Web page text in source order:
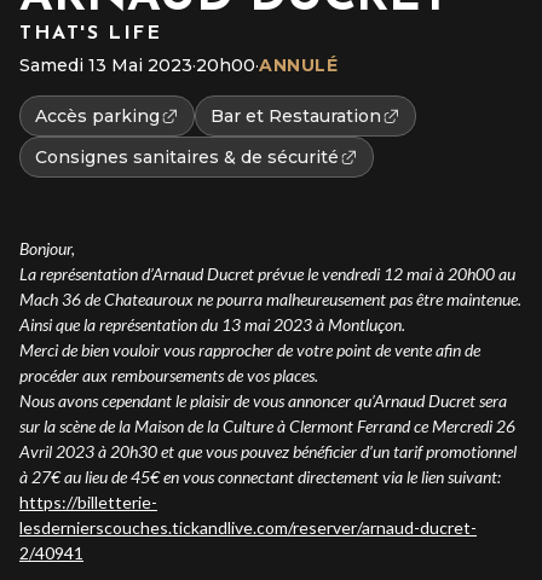
THAT'S LIFE
Samedi 13 Mai 2023·20h00·ANNULÉ
Accès parking
Bar et Restauration
Consignes sanitaires & de sécurité
Bonjour,
La représentation d’Arnaud Ducret prévue le vendredi 12 mai à 20h00 au
Mach 36 de Chateauroux ne pourra malheureusement pas être maintenue.
Ainsi que la représentation du 13 mai 2023 à Montluçon.
Merci de bien vouloir vous rapprocher de votre point de vente afin de
procéder aux remboursements de vos places.
Nous avons cependant le plaisir de vous annoncer qu’Arnaud Ducret sera
sur la scène de la Maison de la Culture à Clermont Ferrand ce Mercredi 26
Avril 2023 à 20h30 et que vous pouvez bénéficier d’un tarif promotionnel
à 27€ au lieu de 45€ en vous connectant directement via le lien suivant:
https://billetterie-
lesdernierscouches.tickandlive.com/reserver/arnaud-ducret-
2/40941